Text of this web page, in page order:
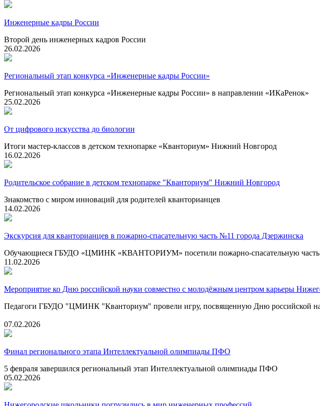
Инженерные кадры России
Второй день инженерных кадров России
26.02.2026
Региональный этап конкурса «Инженерные кадры России»
Региональный этап конкурса «Инженерные кадры России» в направлении «ИКаРенок»
25.02.2026
От цифрового искусства до биологии
Итоги мастер-классов в детском технопарке «Кванториум» Нижний Новгород
16.02.2026
Родительское собрание в детском технопарке "Кванториум" Нижний Новгород
Знакомство с миром инноваций для родителей кванторианцев
14.02.2026
Экскурсия для кванторианцев в пожарно-спасательную часть №11 города Дзержинска
Обучающиеся ГБУДО «ЦМИНК «КВАНТОРИУМ» посетили пожарно-спасательную часть
11.02.2026
Мероприятие ко Дню российской науки совместно с молодёжным центром карьеры
Педагоги ГБУДО "ЦМИНК "Кванториум" провели игру, посвященную Дню российской
07.02.2026
Финал регионального этапа Интеллектуальной олимпиады ПФО
5 февраля завершился региональный этап Интеллектуальной олимпиады ПФО
05.02.2026